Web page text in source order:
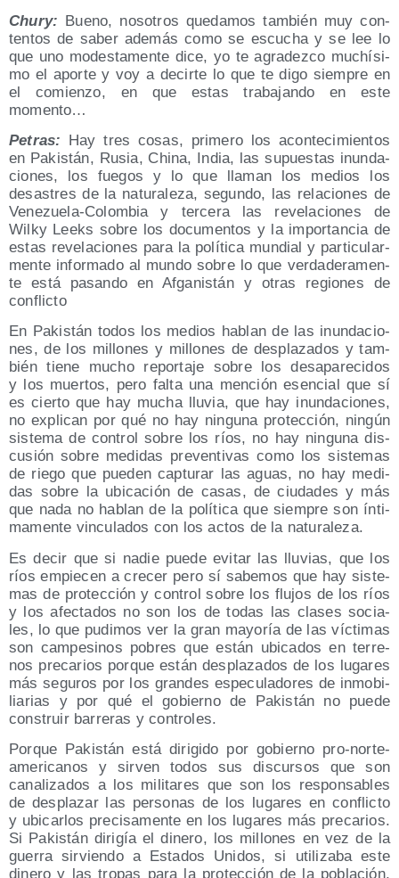
Chury: Bueno, noso­tros que­da­mos tam­bién muy con­
ten­tos de saber ade­más como se escu­cha y se lee lo
que uno modes­ta­men­te dice, yo te agra­dez­co muchí­si­
mo el apor­te y voy a decir­te lo que te digo siem­pre en
el comien­zo, en que estas tra­ba­jan­do en este
momento…
Petras: Hay tres cosas, pri­me­ro los acon­te­ci­mien­tos
en Pakis­tán, Rusia, Chi­na, India, las supues­tas inun­da­
cio­nes, los fue­gos y lo que lla­man los medios los
desas­tres de la natu­ra­le­za, segun­do, las rela­cio­nes de
Vene­zue­la-Colom­bia y ter­ce­ra las reve­la­cio­nes de
Wilky Leeks sobre los docu­men­tos y la impor­tan­cia de
estas reve­la­cio­nes para la polí­ti­ca mun­dial y par­ti­cu­lar­
men­te infor­ma­do al mun­do sobre lo que ver­da­de­ra­men­
te está pasan­do en Afga­nis­tán y otras regio­nes de
conflicto
En Pakis­tán todos los medios hablan de las inun­da­cio­
nes, de los millo­nes y millo­nes de des­pla­za­dos y tam­
bién tie­ne mucho repor­ta­je sobre los des­apa­re­ci­dos
y los muer­tos, pero fal­ta una men­ción esen­cial que sí
es cier­to que hay mucha llu­via, que hay inun­da­cio­nes,
no expli­can por qué no hay nin­gu­na pro­tec­ción, nin­gún
sis­te­ma de con­trol sobre los ríos, no hay nin­gu­na dis­
cu­sión sobre medi­das pre­ven­ti­vas como los sis­te­mas
de rie­go que pue­den cap­tu­rar las aguas, no hay medi­
das sobre la ubi­ca­ción de casas, de ciu­da­des y más
que nada no hablan de la polí­ti­ca que siem­pre son ínti­
ma­men­te vin­cu­la­dos con los actos de la naturaleza.
Es decir que si nadie pue­de evi­tar las llu­vias, que los
ríos empie­cen a cre­cer pero sí sabe­mos que hay sis­te­
mas de pro­tec­ción y con­trol sobre los flu­jos de los ríos
y los afec­ta­dos no son los de todas las cla­ses socia­
les, lo que pudi­mos ver la gran mayo­ría de las víc­ti­mas
son cam­pe­si­nos pobres que están ubi­ca­dos en terre­
nos pre­ca­rios por­que están des­pla­za­dos de los luga­res
más segu­ros por los gran­des espe­cu­la­do­res de inmo­bi­
lia­rias y por qué el gobierno de Pakis­tán no pue­de
cons­truir barre­ras y controles.
Por­que Pakis­tán está diri­gi­do por gobierno pro-nor­te­
ame­ri­ca­nos y sir­ven todos sus dis­cur­sos que son
cana­li­za­dos a los mili­ta­res que son los res­pon­sa­bles
de des­pla­zar las per­so­nas de los luga­res en con­flic­to
y ubi­car­los pre­ci­sa­men­te en los luga­res más pre­ca­rios.
Si Pakis­tán diri­gía el dine­ro, los millo­nes en vez de la
gue­rra sir­vien­do a Esta­dos Uni­dos, si uti­li­za­ba este
dine­ro y las tro­pas para la pro­tec­ción de la pobla­ción,